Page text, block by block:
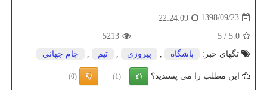
1398/09/23
22:24:09
5.0
/
5
5213
تگهای خبر:
باشگاه پیروزی تیم جام جهانی
این مطلب را می پسندید؟ (1)
(0)